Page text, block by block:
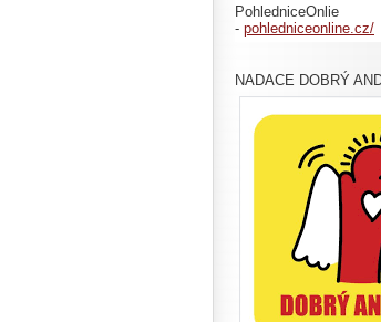
PohledniceOnlie
- pohledniceonline.cz/
NADACE DOBRÝ